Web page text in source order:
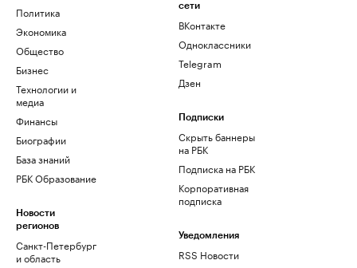
Политика
Экономика
Общество
Бизнес
Технологии и
медиа
Финансы
Биографии
База знаний
РБК Образование
Новости
регионов
Санкт-Петербург
и область
сети
ВКонтакте
Одноклассники
Telegram
Дзен
Подписки
Скрыть баннеры
на РБК
Подписка на РБК
Корпоративная
подписка
Уведомления
RSS Новости